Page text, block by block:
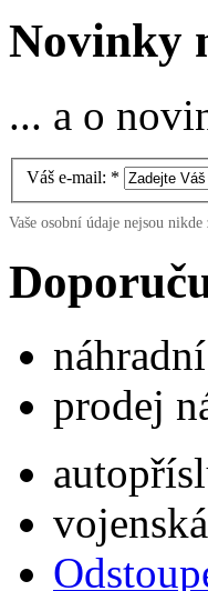
Novinky
... a o
Váš e-mail: *
Vaše osobní údaje nejsou
prodej